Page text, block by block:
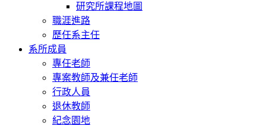
研究所課程地圖
職涯進路
歷任系主任
系所成員
專任老師
專案教師及兼任老師
行政人員
退休教師
紀念園地